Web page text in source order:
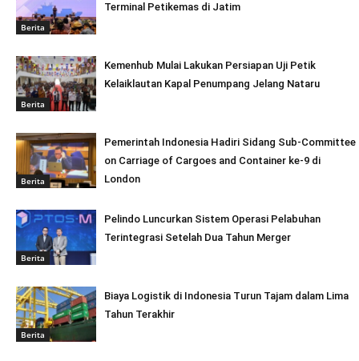
Berita
Terminal Petikemas di Jatim
Berita
Kemenhub Mulai Lakukan Persiapan Uji Petik
Kelaiklautan Kapal Penumpang Jelang Nataru
Berita
Pemerintah Indonesia Hadiri Sidang Sub-Committee
on Carriage of Cargoes and Container ke-9 di
London
Berita
Pelindo Luncurkan Sistem Operasi Pelabuhan
Terintegrasi Setelah Dua Tahun Merger
Berita
Biaya Logistik di Indonesia Turun Tajam dalam Lima
Tahun Terakhir